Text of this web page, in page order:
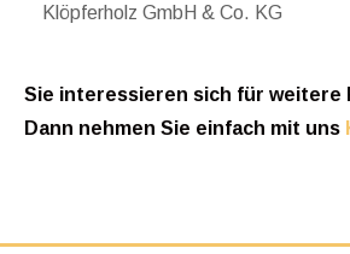
Klöpferholz GmbH & Co. KG
Sie interessieren sich für weitere
Dann nehmen Sie einfach mit uns